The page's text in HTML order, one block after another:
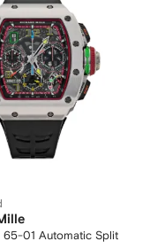
65-01 Automatic Split